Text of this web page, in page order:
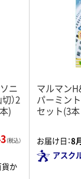
ニ
）2
)
（税込）
か
マルマン
パーミン
セット(3
お届け日：8
アスク